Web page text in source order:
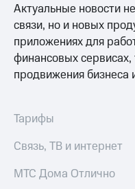
МТС
о технологиях
Достижения
Контакты
Пригласить
Актуальные новости
связи, но и новых
приложениях для
финансовых сервисах,
продвижения бизнеса
Тарифы
Связь, ТВ и интернет
МТС Дома Отлично